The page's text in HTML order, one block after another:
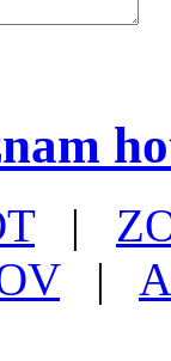
|
|